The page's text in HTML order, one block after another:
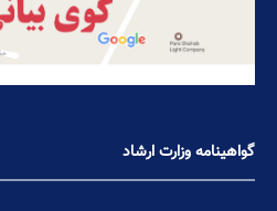
گواهینامه وزارت ارشاد